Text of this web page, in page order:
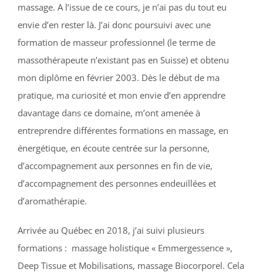
massage. A l’issue de ce cours, je n’ai pas du tout eu
envie d’en rester là. J’ai donc poursuivi avec une
formation de masseur professionnel (le terme de
massothérapeute n’existant pas en Suisse) et obtenu
mon diplôme en février 2003. Dès le début de ma
pratique, ma curiosité et mon envie d’en apprendre
davantage dans ce domaine, m’ont amenée à
entreprendre différentes formations en massage, en
énergétique, en écoute centrée sur la personne,
d’accompagnement aux personnes en fin de vie,
d’accompagnement des personnes endeuillées et
d’aromathérapie.
Arrivée au Québec en 2018, j’ai suivi plusieurs
formations : massage holistique « Emmergessence »,
Deep Tissue et Mobilisations, massage Biocorporel. Cela